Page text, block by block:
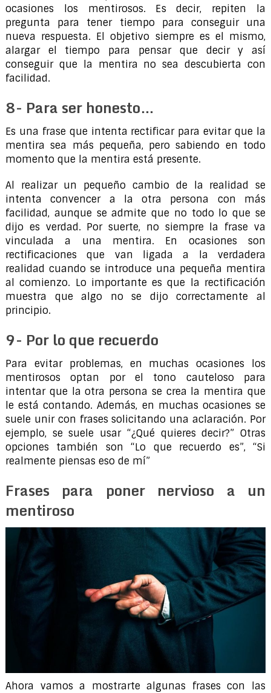
ocasiones los mentirosos. Es decir, repiten la
pregunta para tener tiempo para conseguir una
nueva respuesta. El objetivo siempre es el mismo,
alargar el tiempo para pensar que decir y así
conseguir que la mentira no sea descubierta con
facilidad.
8- Para ser honesto…
Es una frase que intenta rectificar para evitar que la
mentira sea más pequeña, pero sabiendo en todo
momento que la mentira está presente.
Al realizar un pequeño cambio de la realidad se
intenta convencer a la otra persona con más
facilidad, aunque se admite que no todo lo que se
dijo es verdad. Por suerte, no siempre la frase va
vinculada a una mentira. En ocasiones son
rectificaciones que van ligada a la verdadera
realidad cuando se introduce una pequeña mentira
al comienzo. Lo importante es que la rectificación
muestra que algo no se dijo correctamente al
principio.
9- Por lo que recuerdo
Para evitar problemas, en muchas ocasiones los
mentirosos optan por el tono cauteloso para
intentar que la otra persona se crea la mentira que
le está contando. Además, en muchas ocasiones se
suele unir con frases solicitando una aclaración. Por
ejemplo, se suele usar “¿Qué quieres decir?” Otras
opciones también son “Lo que recuerdo es”, “Si
realmente piensas eso de mí”
Frases para poner nervioso a un
mentiroso
Ahora vamos a mostrarte algunas frases con las